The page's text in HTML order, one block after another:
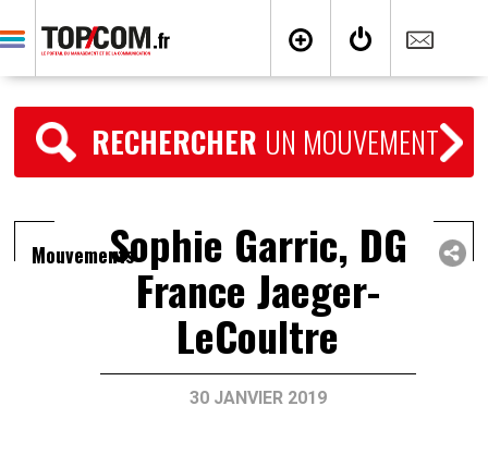
RECHERCHER UN MOUVEMENT
MouvementsSophie Garric, DG
France Jaeger-
LeCoultre
30 JANVIER 2019